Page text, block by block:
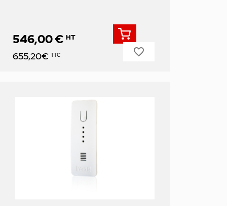
Prix
546,00 € HT
655,20€ TTC favorite_border